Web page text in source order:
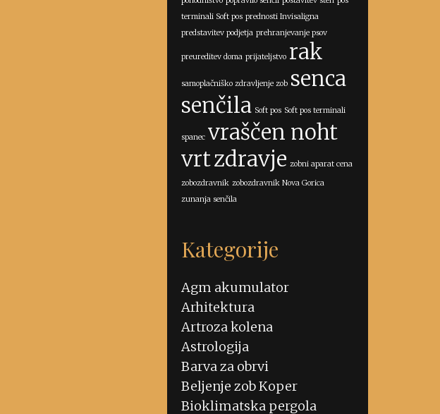
terminali Soft pos prednosti Invisaligna
predstavitev podjetja prehranjevanje psov
preureditev doma prijateljstvo rak
samoplačniško zdravljenje zob senca
senčila Soft pos Soft pos terminali
spanec vraščen noht
vrtzdravje zobni aparat cena
zobozdravnik zobozdravnik Nova Gorica
zunanja senčila
Kategorije
Agm akumulator
Arhitektura
Artroza kolena
Astrologija
Barva za obrvi
Beljenje zob Koper
Bioklimatska pergola